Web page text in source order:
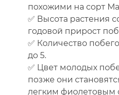
похожими на сорт
✅ Высота растения
годовой прирост
✅ Количество
до 5.
✅ Цвет молодых
позже они
легким фиолетовым